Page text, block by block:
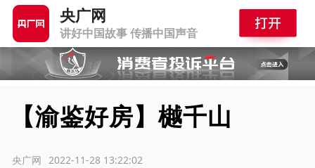
央广网
讲好中国故事 传播中国声音
【渝鉴好房】樾千山
2022-11-28 13:22:02
央广网